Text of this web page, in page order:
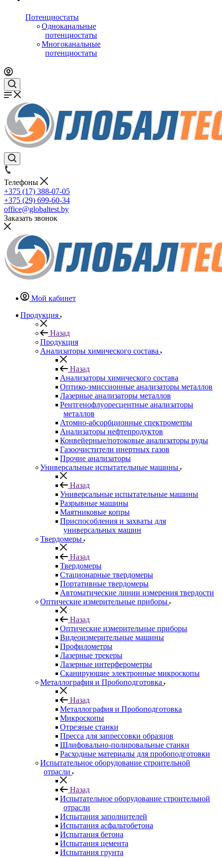
Потенциостаты
Одноканальные
потенциостаты
Многоканальные
потенциостаты
Телефоны
+375 (17) 388-07-05
+375 (29) 699-60-34
office@globaltest.by
Заказать звонок
Мой кабинет
Продукция
Назад
Продукция
Анализаторы химического состава
Назад
Анализаторы химического состава
Оптико-эмиссионные анализаторы металлов
Лазерные анализаторы металлов
Рентгенофлуоресцентные анализаторы
металлов
Атомно-абсорбционные спектрометры
Анализаторы нефтепродуктов
Конвейерные/потоковые анализаторы руды
Газоочистители инертных газов
Прочие анализаторы
Универсальные испытательные машины
Назад
Универсальные испытательные машины
Разрывные машины
Маятниковые копры
Приспособления и захваты для
универсальных машин
Твердомеры
Назад
Твердомеры
Стационарные твердомеры
Портативные твердомеры
Автоматические линии измерения твердости
Оптические измерительные приборы
Назад
Оптические измерительные приборы
Видеоизмерительные машины
Профилометры
Лазерные трекеры
Лазерные интерферометры
Сканирующие электронные микроскопы
Металлография и Пробоподготовка
Назад
Металлография и Пробоподготовка
Микроскопы
Отрезные станки
Пресса для запрессовки образцов
Шлифовально-полировальные станки
Расходные материалы для пробоподготовки
Испытательное оборудование строительной
отрасли
Назад
Испытательное оборудование строительной
отрасли
Испытания заполнителей
Испытания асфальтобетона
Испытания бетона
Испытания цемента
Испытания грунта